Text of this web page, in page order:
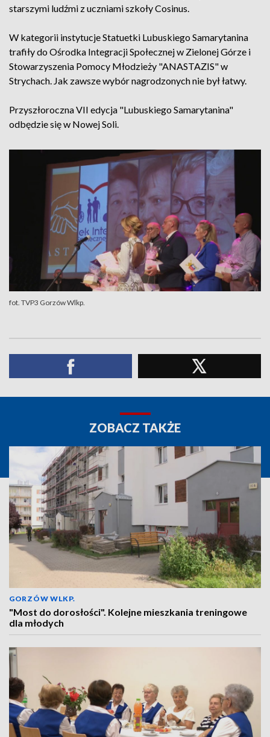
starszymi ludźmi z uczniami szkoły Cosinus.
W kategorii instytucje Statuetki Lubuskiego Samarytanina
trafiły do Ośrodka Integracji Społecznej w Zielonej Górze i
Stowarzyszenia Pomocy Młodzieży "ANASTAZIS" w
Strychach. Jak zawsze wybór nagrodzonych nie był łatwy.
Przyszłoroczna VII edycja "Lubuskiego Samarytanina"
odbędzie się w Nowej Soli.
fot. TVP3 Gorzów Wlkp.
ZOBACZ TAKŻE
GORZÓW WLKP.
"Most do dorosłości". Kolejne mieszkania treningowe
dla młodych